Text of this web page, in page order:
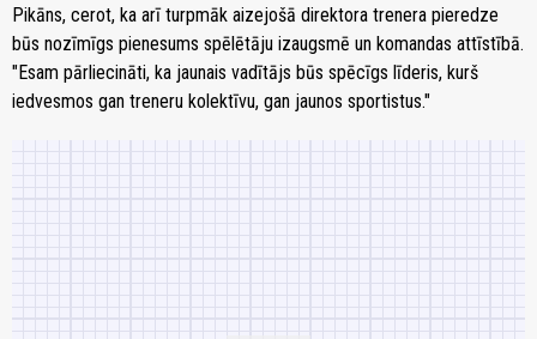
Pikāns, cerot, ka arī turpmāk aizejošā direktora trenera pieredze
būs nozīmīgs pienesums spēlētāju izaugsmē un komandas attīstībā.
"Esam pārliecināti, ka jaunais vadītājs būs spēcīgs līderis, kurš
iedvesmos gan treneru kolektīvu, gan jaunos sportistus."